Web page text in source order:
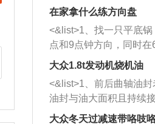
者是细棍，直接将杂物
堵塞情况比较严重，也
施。 <&list>2、直接利
杂物推到排气管里面的
三元催化器拆解开，就
西取出来。但如果是因
的堵塞，就需要将三元
在家拿什么练方向盘
<&list>1、找一只平底
点和9点钟方向，同时
方向做一个标记。
一圈半的练习，往右同
圈数。 <&list>3、最后
习，这样就可以形成肌
大众1.8t发动机烧机油
<&list>1、前后曲轴油
油封与油大面积且持续
和发动机内持续温度变
大众冬天过减速带咯吱